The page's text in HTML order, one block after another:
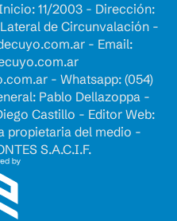
11/2003 - Dirección:
de Circunvalación -
- Email:
- Whatsapp: (054)
Pablo Dellazoppa -
Castillo - Editor Web:
propietaria del medio -
S.A.C.I.F.